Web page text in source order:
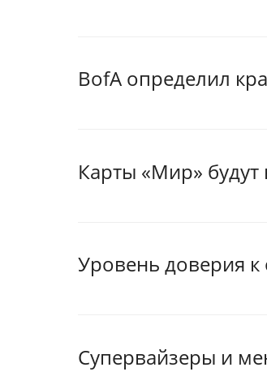
BofA определил
Карты «Мир» будут
Уровень доверия
Супервайзеры и